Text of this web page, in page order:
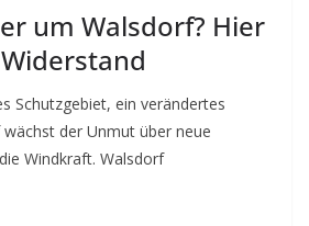
um Walsdorf? Hier
Schutzgebiet, ein verändertes
der Unmut über neue
Windkraft. Walsdorf